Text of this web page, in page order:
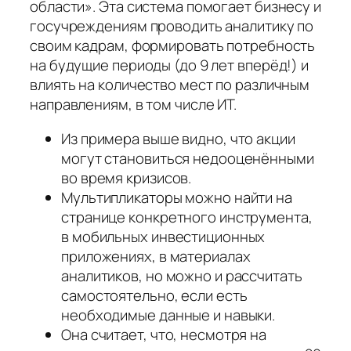
области». Эта система помогает бизнесу и
госучреждениям проводить аналитику по
своим кадрам, формировать потребность
на будущие периоды (до 9 лет вперёд!) и
влиять на количество мест по различным
направлениям, в том числе ИТ.
Из примера выше видно, что акции
могут становиться недооценёнными
во время кризисов.
Мультипликаторы можно найти на
странице конкретного инструмента,
в мобильных инвестиционных
приложениях, в материалах
аналитиков, но можно и рассчитать
самостоятельно, если есть
необходимые данные и навыки.
Она считает, что, несмотря на